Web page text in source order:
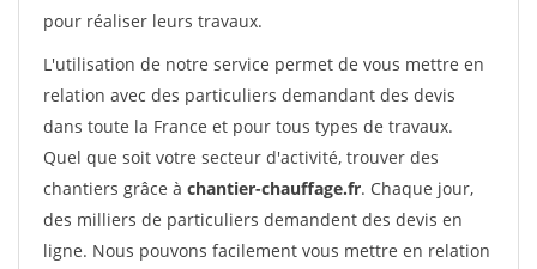
pour réaliser leurs travaux.
L'utilisation de notre service permet de vous mettre en
relation avec des particuliers demandant des devis
dans toute la France et pour tous types de travaux.
Quel que soit votre secteur d'activité, trouver des
chantiers grâce à chantier-chauffage.fr. Chaque jour,
des milliers de particuliers demandent des devis en
ligne. Nous pouvons facilement vous mettre en relation